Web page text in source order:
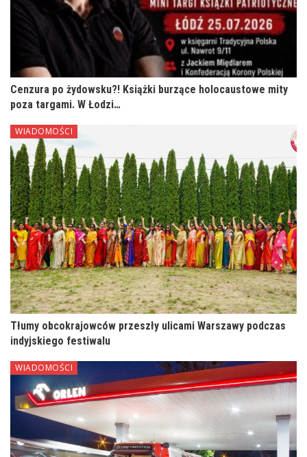
Cenzura po żydowsku?! Książki burzące holocaustowe mity
poza targami. W Łodzi…
WIADOMOŚCI
Tłumy obcokrajowców przeszły ulicami Warszawy podczas
indyjskiego festiwalu
WIADOMOŚCI